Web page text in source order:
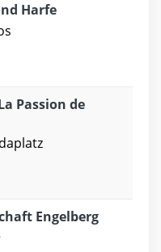
Harfe
Passion de
Engelberg